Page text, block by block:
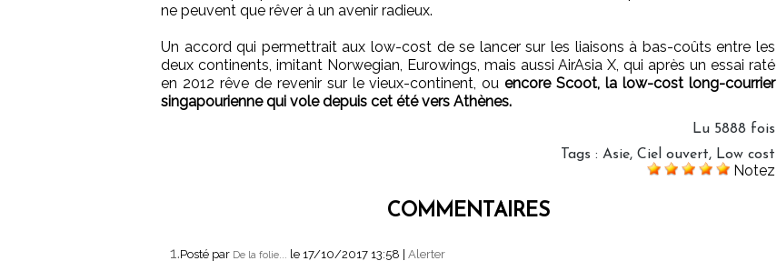
ne peuvent que rêver à un avenir radieux.
Un accord qui permettrait aux low-cost de se lancer sur les liaisons à bas-coûts entre les
deux continents, imitant Norwegian, Eurowings, mais aussi AirAsia X, qui après un essai raté
en 2012 rêve de revenir sur le vieux-continent, ouencore Scoot, la low-cost long-courrier
singapourienne qui vole depuis cet été vers Athènes.
Lu 5888 fois
Tags : Asie, Ciel ouvert, Low cost
Notez
COMMENTAIRES
1.Posté par De la folie... le 17/10/2017 13:58
Alerter